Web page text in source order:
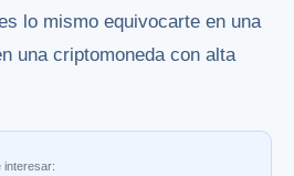
lo mismo equivocarte en una
una criptomoneda con alta
interesar: